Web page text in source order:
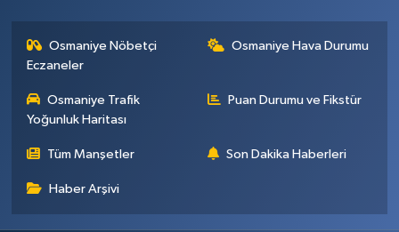
Osmaniye Nöbetçi
Eczaneler
Osmaniye Hava Durumu
Osmaniye Trafik
Yoğunluk Haritası
Puan Durumu ve Fikstür
Tüm Manşetler Son Dakika Haberleri
Haber Arşivi